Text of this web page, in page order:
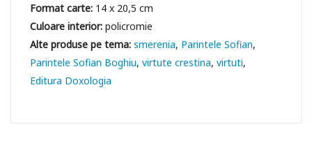
Format carte: 14 x 20,5 cm
Culoare interior:policromie
smerenia Parintele Sofian
Parintele Sofian Boghiu virtute crestina virtuti
Editura Doxologia